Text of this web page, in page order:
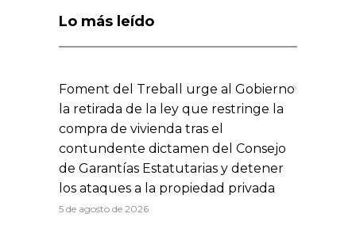
Lo más leído
Foment del Treball urge al Gobierno
la retirada de la ley que restringe la
compra de vivienda tras el
contundente dictamen del Consejo
de Garantías Estatutarias y detener
los ataques a la propiedad privada
5 de agosto de 2026